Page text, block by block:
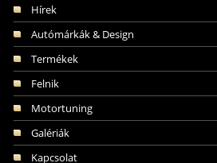
Hírek
Autómárkák & Design
Termékek
Felnik
Motortuning
Galériák
Kapcsolat